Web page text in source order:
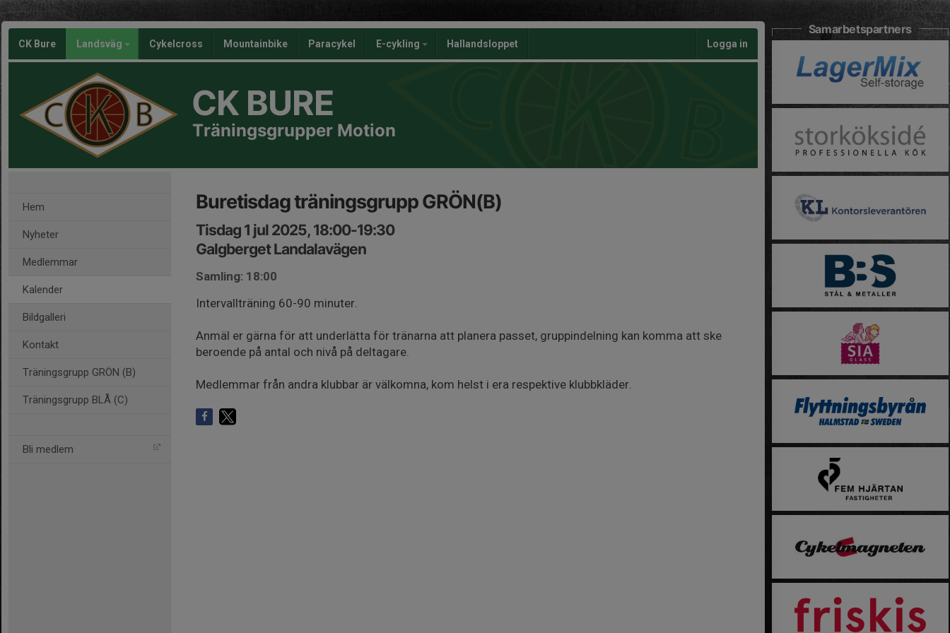
CK Bure Landsväg Cykelcross Mountainbike Paracykel E-cykling Hallandsloppet Logga in
CK BURE
Träningsgrupper Motion
Hem
Nyheter
Medlemmar
Kalender
Bildgalleri
Kontakt
Träningsgrupp GRÖN (B)
Träningsgrupp BLÅ (C)
Bli medlem
Buretisdag träningsgrupp GRÖN(B)
Tisdag 1 jul 2025, 18:00-19:30
Galgberget Landalavägen
Samling: 18:00
Intervallträning 60-90 minuter.
Anmäl er gärna för att underlätta för tränarna att planera passet, gruppindelning kan komma att ske
beroende på antal och nivå på deltagare.
Medlemmar från andra klubbar är välkomna, kom helst i era respektive klubbkläder.
Samarbetspartners